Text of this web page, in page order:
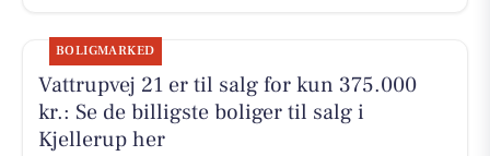
BOLIGMARKED
Vattrupvej 21 er til salg for kun 375.000
kr.: Se de billigste boliger til salg i
Kjellerup her